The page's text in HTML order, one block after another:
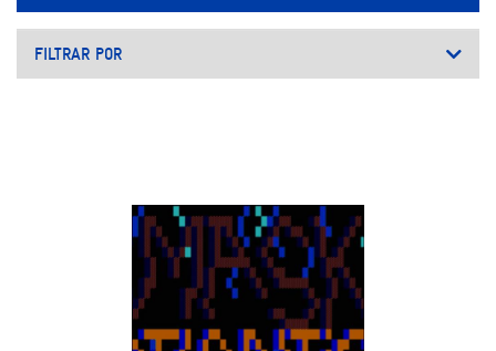
FILTRAR POR